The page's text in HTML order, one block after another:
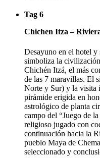
Tag 6
Chichen Itza –
Desayuno en el hotel
simboliza la
Chichén Itzá, el más
de las 7 maravillas. El
Norte y Sur) y la visita
pirámide erigida en
astrológico de planta
campo del “Juego de
religioso jugado con
continuación hacia la
pueblo Maya de
seleccionado y